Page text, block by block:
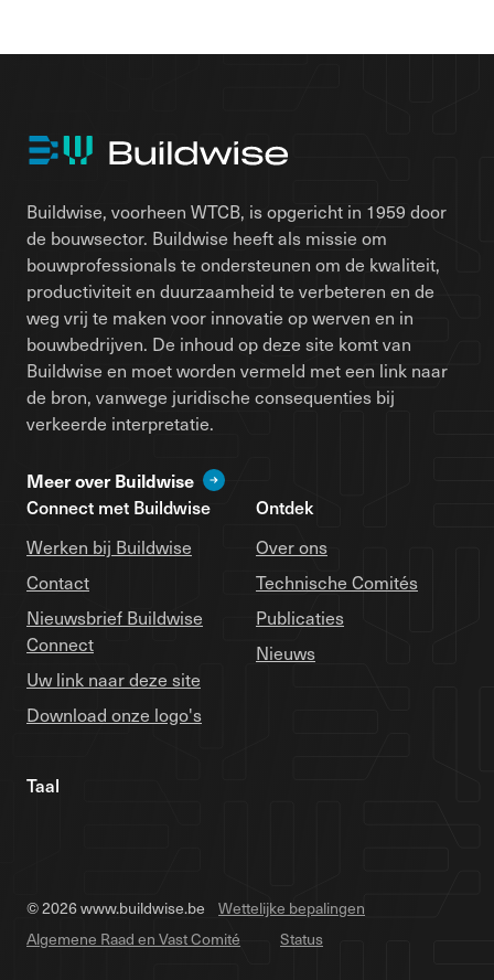
Buildwise, voorheen WTCB, is opgericht in 1959 door
de bouwsector. Buildwise heeft als missie om
bouwprofessionals te ondersteunen om de kwaliteit,
productiviteit en duurzaamheid te verbeteren en de
weg vrij te maken voor innovatie op werven en in
bouwbedrijven. De inhoud op deze site komt van
Buildwise en moet worden vermeld met een link naar
de bron, vanwege juridische consequenties bij
verkeerde interpretatie.
Meer over Buildwise
Connect met Buildwise
Werken bij Buildwise
Contact
Nieuwsbrief Buildwise
Connect
Uw link naar deze site
Download onze logo's
Ontdek
Over ons
Technische Comités
Publicaties
Nieuws
Taal
© 2026 www.buildwise.be
Wettelijke bepalingen
Algemene Raad en Vast Comité
Status